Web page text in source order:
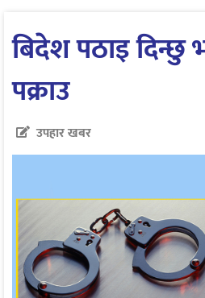
बिदेश पठाइ दिन्छु
पक्राउ
उपहार खबर